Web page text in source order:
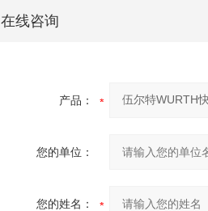
在线咨询
产品：
您的单位：
您的姓名：